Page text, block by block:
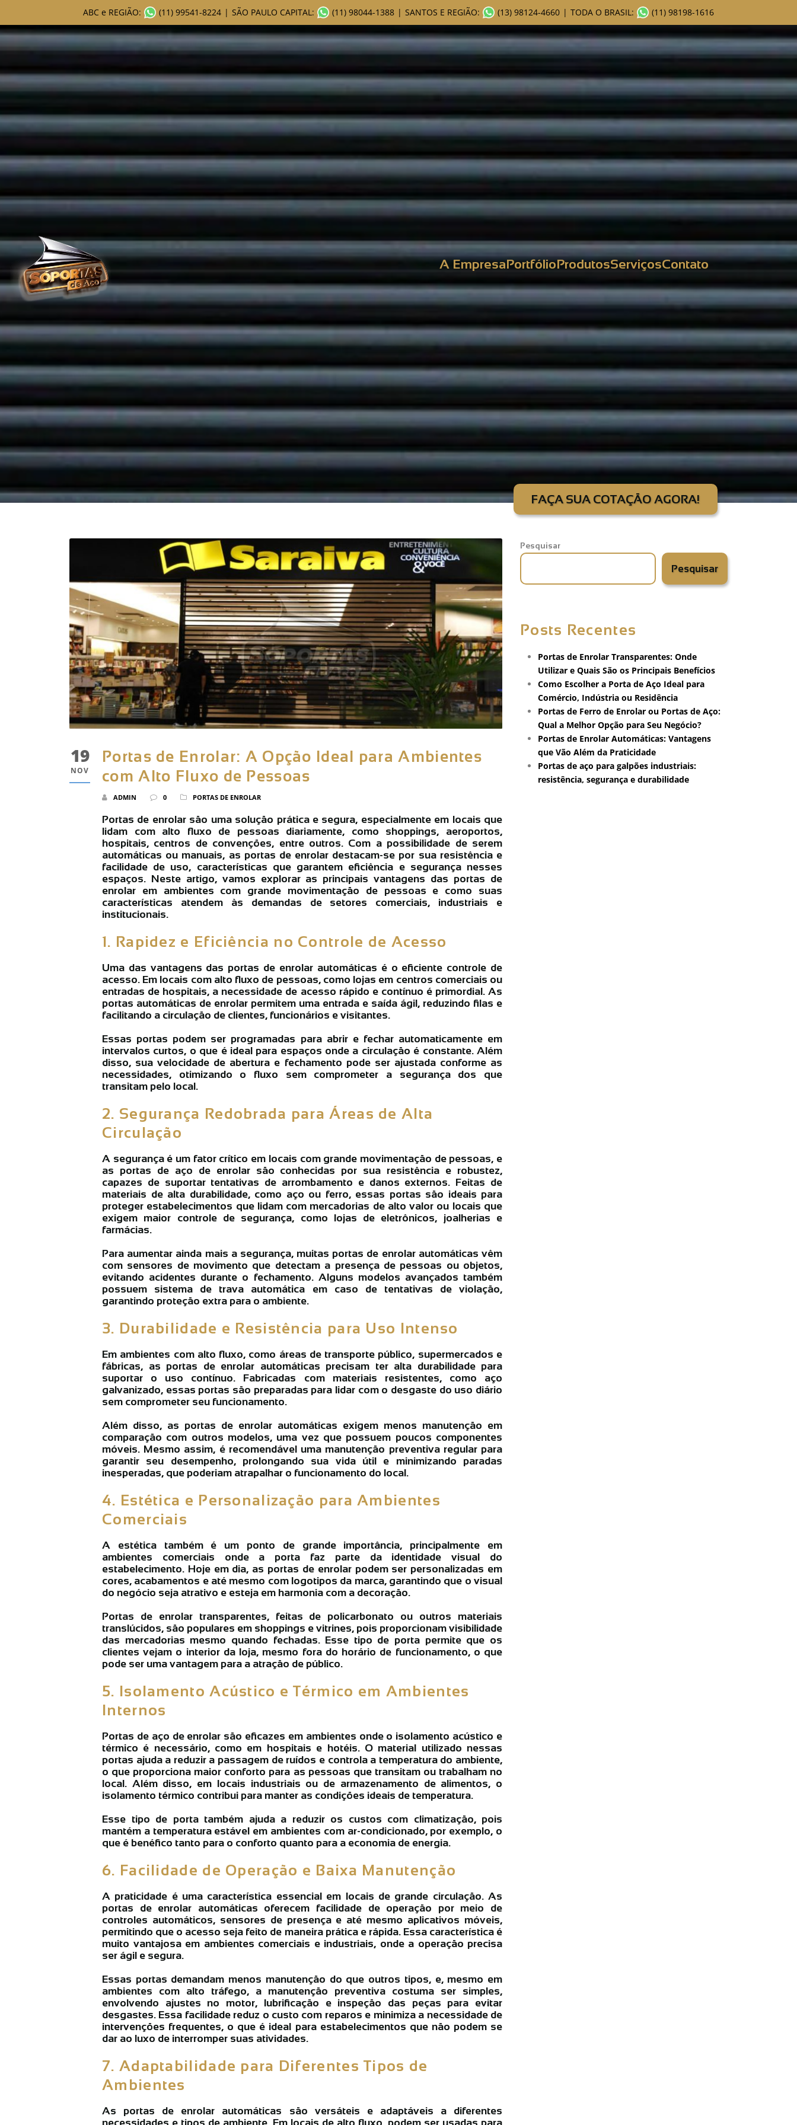
ABC e REGIÃO: (11) 99541-8224 | SÃO PAULO CAPITAL: (11) 98044-1388 | SANTOS E REGIÃO: (13) 98124-4660 | TODA O BRASIL: (11) 98198-1616
A EmpresaPortfólioProdutosServiçosContato
FAÇA SUA COTAÇÃO AGORA!
19
NOV
Portas de Enrolar: A Opção Ideal para Ambientes
com Alto Fluxo de Pessoas
ADMIN 0 PORTAS DE ENROLAR
Portas de enrolar são uma solução prática e segura, especialmente em locais que
lidam com alto fluxo de pessoas diariamente, como shoppings, aeroportos,
hospitais, centros de convenções, entre outros. Com a possibilidade de serem
automáticas ou manuais, as portas de enrolar destacam-se por sua resistência e
facilidade de uso, características que garantem eficiência e segurança nesses
espaços. Neste artigo, vamos explorar as principais vantagens das portas de
enrolar em ambientes com grande movimentação de pessoas e como suas
características atendem às demandas de setores comerciais, industriais e
institucionais.
1. Rapidez e Eficiência no Controle de Acesso
Uma das vantagens das portas de enrolar automáticas é o eficiente controle de
acesso. Em locais com alto fluxo de pessoas, como lojas em centros comerciais ou
entradas de hospitais, a necessidade de acesso rápido e contínuo é primordial. As
portas automáticas de enrolar permitem uma entrada e saída ágil, reduzindo filas e
facilitando a circulação de clientes, funcionários e visitantes.
Essas portas podem ser programadas para abrir e fechar automaticamente em
intervalos curtos, o que é ideal para espaços onde a circulação é constante. Além
disso, sua velocidade de abertura e fechamento pode ser ajustada conforme as
necessidades, otimizando o fluxo sem comprometer a segurança dos que
transitam pelo local.
2. Segurança Redobrada para Áreas de Alta
Circulação
A segurança é um fator crítico em locais com grande movimentação de pessoas, e
as portas de aço de enrolar são conhecidas por sua resistência e robustez,
capazes de suportar tentativas de arrombamento e danos externos. Feitas de
materiais de alta durabilidade, como aço ou ferro, essas portas são ideais para
proteger estabelecimentos que lidam com mercadorias de alto valor ou locais que
exigem maior controle de segurança, como lojas de eletrônicos, joalherias e
farmácias.
Para aumentar ainda mais a segurança, muitas portas de enrolar automáticas vêm
com sensores de movimento que detectam a presença de pessoas ou objetos,
evitando acidentes durante o fechamento. Alguns modelos avançados também
possuem sistema de trava automática em caso de tentativas de violação,
garantindo proteção extra para o ambiente.
3. Durabilidade e Resistência para Uso Intenso
Em ambientes com alto fluxo, como áreas de transporte público, supermercados e
fábricas, as portas de enrolar automáticas precisam ter alta durabilidade para
suportar o uso contínuo. Fabricadas com materiais resistentes, como aço
galvanizado, essas portas são preparadas para lidar com o desgaste do uso diário
sem comprometer seu funcionamento.
Além disso, as portas de enrolar automáticas exigem menos manutenção em
comparação com outros modelos, uma vez que possuem poucos componentes
móveis. Mesmo assim, é recomendável uma manutenção preventiva regular para
garantir seu desempenho, prolongando sua vida útil e minimizando paradas
inesperadas, que poderiam atrapalhar o funcionamento do local.
4. Estética e Personalização para Ambientes
Comerciais
A estética também é um ponto de grande importância, principalmente em
ambientes comerciais onde a porta faz parte da identidade visual do
estabelecimento. Hoje em dia, as portas de enrolar podem ser personalizadas em
cores, acabamentos e até mesmo com logotipos da marca, garantindo que o visual
do negócio seja atrativo e esteja em harmonia com a decoração.
Portas de enrolar transparentes, feitas de policarbonato ou outros materiais
translúcidos, são populares em shoppings e vitrines, pois proporcionam visibilidade
das mercadorias mesmo quando fechadas. Esse tipo de porta permite que os
clientes vejam o interior da loja, mesmo fora do horário de funcionamento, o que
pode ser uma vantagem para a atração de público.
5. Isolamento Acústico e Térmico em Ambientes
Internos
Portas de aço de enrolar são eficazes em ambientes onde o isolamento acústico e
térmico é necessário, como em hospitais e hotéis. O material utilizado nessas
portas ajuda a reduzir a passagem de ruídos e controla a temperatura do ambiente,
o que proporciona maior conforto para as pessoas que transitam ou trabalham no
local. Além disso, em locais industriais ou de armazenamento de alimentos, o
isolamento térmico contribui para manter as condições ideais de temperatura.
Esse tipo de porta também ajuda a reduzir os custos com climatização, pois
mantém a temperatura estável em ambientes com ar-condicionado, por exemplo, o
que é benéfico tanto para o conforto quanto para a economia de energia.
6. Facilidade de Operação e Baixa Manutenção
A praticidade é uma característica essencial em locais de grande circulação. As
portas de enrolar automáticas oferecem facilidade de operação por meio de
controles automáticos, sensores de presença e até mesmo aplicativos móveis,
permitindo que o acesso seja feito de maneira prática e rápida. Essa característica é
muito vantajosa em ambientes comerciais e industriais, onde a operação precisa
ser ágil e segura.
Essas portas demandam menos manutenção do que outros tipos, e, mesmo em
ambientes com alto tráfego, a manutenção preventiva costuma ser simples,
envolvendo ajustes no motor, lubrificação e inspeção das peças para evitar
desgastes. Essa facilidade reduz o custo com reparos e minimiza a necessidade de
intervenções frequentes, o que é ideal para estabelecimentos que não podem se
dar ao luxo de interromper suas atividades.
7. Adaptabilidade para Diferentes Tipos de
Ambientes
As portas de enrolar automáticas são versáteis e adaptáveis a diferentes
necessidades e tipos de ambiente. Em locais de alto fluxo, podem ser usadas para
Pesquisar
Pesquisar
Posts Recentes
Portas de Enrolar Transparentes: Onde
Utilizar e Quais São os Principais Benefícios
Como Escolher a Porta de Aço Ideal para
Comércio, Indústria ou Residência
Portas de Ferro de Enrolar ou Portas de Aço:
Qual a Melhor Opção para Seu Negócio?
Portas de Enrolar Automáticas: Vantagens
que Vão Além da Praticidade
Portas de aço para galpões industriais:
resistência, segurança e durabilidade